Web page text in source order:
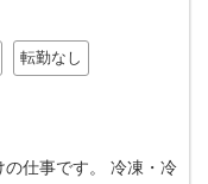
転勤なし
仕事です。 冷凍・冷